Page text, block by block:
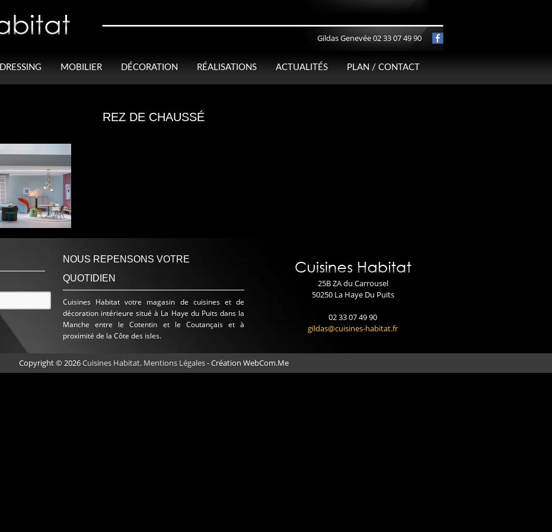
Gildas Genevée 02 33 07 49 90
DRESSING MOBILIER DÉCORATION RÉALISATIONS ACTUALITÉS PLAN / CONTACT
REZ DE CHAUSSÉ
NOUS REPENSONS VOTRE
QUOTIDIEN
Cuisines Habitat votre magasin de cuisines et de
décoration intérieure situé à La Haye du Puits dans la
Manche entre le Cotentin et le Coutançais et à
proximité de la Côte des isles.
25B ZA du Carrousel
50250 La Haye Du Puits
02 33 07 49 90
gildas@cuisines-habitat.fr
Copyright © 2026Cuisines Habitat. Mentions Légales- Création WebCom.Me